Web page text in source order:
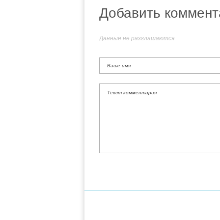
Добавить
Данные не разглашаются